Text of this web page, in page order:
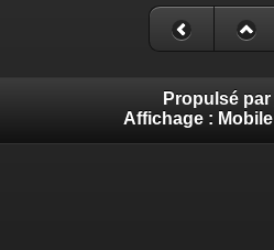
Propulsé par
Affichage : Mobile